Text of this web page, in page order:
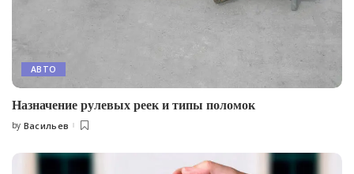
АВТО
Назначение рулевых реек и типы поломок
Posted
by Васильев